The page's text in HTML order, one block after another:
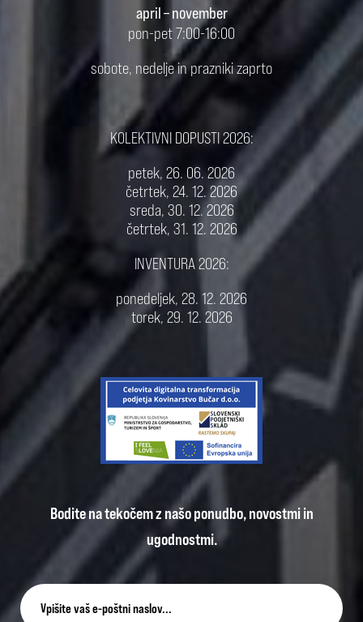
april – november
pon-pet 7:00-16:00
sobote, nedelje in prazniki zaprto
KOLEKTIVNI DOPUSTI 2026:
petek, 26. 06. 2026
četrtek, 24. 12. 2026
sreda, 30. 12. 2026
četrtek, 31. 12. 2026
INVENTURA 2026:
ponedeljek, 28. 12. 2026
torek, 29. 12. 2026
Bodite na tekočem z našo ponudbo, novostmi in
ugodnostmi.